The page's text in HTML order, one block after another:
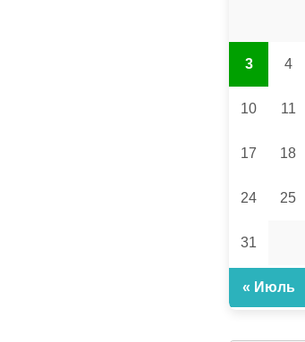
3 4
10 11
17 18
24 25
31
« Июль